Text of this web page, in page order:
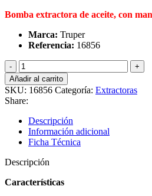
Bomba extractora de aceite, con
Marca: Truper
Referencia: 16856
Bomba
extractora
de
aceite,
con
manivela,
Truper
16856
cantidad
Añadir al carrito
SKU: 16856 Categoría: Extractoras
Share:
Descripción
Información adicional
Ficha Técnica
Descripción
Características